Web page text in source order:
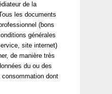
de la
les documents
(bons
générales
site internet)
de manière très
du ou des
dont